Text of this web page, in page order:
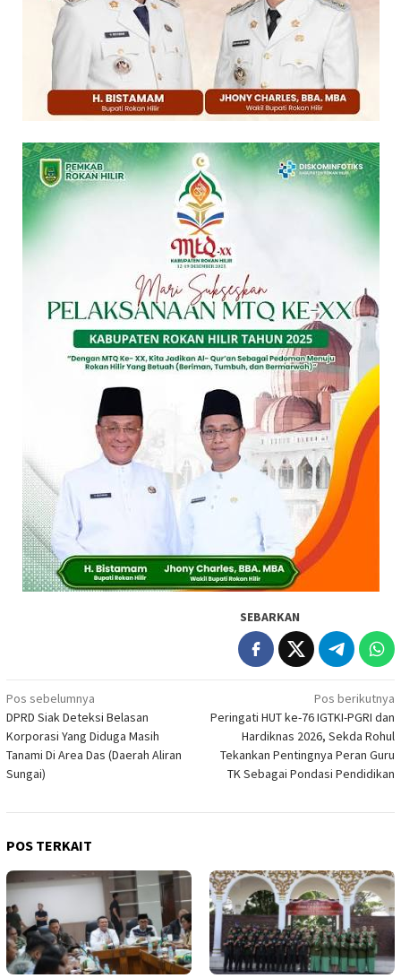
SEBARKAN
Navigasi
pos
Pos sebelumnya
DPRD Siak Deteksi Belasan
Korporasi Yang Diduga Masih
Tanami Di Area Das (Daerah Aliran
Sungai)
Pos berikutnya
Peringati HUT ke-76 IGTKI-PGRI dan
Hardiknas 2026, Sekda Rohul
Tekankan Pentingnya Peran Guru
TK Sebagai Pondasi Pendidikan
POS TERKAIT